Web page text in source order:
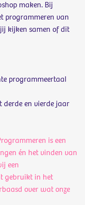
maken. Bij
programmeren van
jij kijken samen of dit
programmeertaal
derde en vierde jaar
is een
én het vinden van
een
gebruikt in het
over wat onze